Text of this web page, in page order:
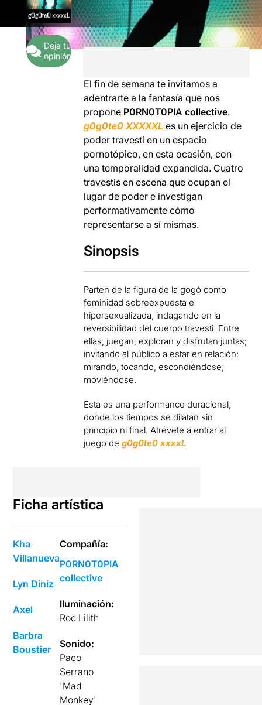
Deja tu
opinión
El fin de semana te invitamos a
adentrarte a la fantasía que nos
propone P0RN0T0PIA collective.
g0g0te0 XXXXXL es un ejercicio de
poder travesti en un espacio
pornotópico, en esta ocasión, con
una temporalidad expandida. Cuatro
travestis en escena que ocupan el
lugar de poder e investigan
performativamente cómo
representarse a sí mismas.
Sinopsis
Parten de la figura de la gogó como
feminidad sobreexpuesta e
hipersexualizada, indagando en la
reversibilidad del cuerpo travesti. Entre
ellas, juegan, exploran y disfrutan juntas;
invitando al público a estar en relación:
mirando, tocando, escondiéndose,
moviéndose.
Esta es una performance duracional,
donde los tiempos se dilatan sin
principio ni final. Atrévete a entrar al
juego deg0g0te0 xxxxL
Ficha artística
Kha
Villanueva
Lyn Diniz
Axel
Barbra
Boustier
Compañía:
P0RN0T0PIA
collective
Iluminación:
Roc Lilith
Sonido:
Paco
Serrano
'Mad
Monkey'